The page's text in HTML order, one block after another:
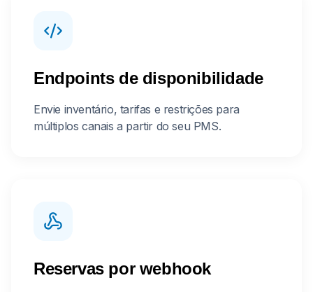
Endpoints de disponibilidade
Envie inventário, tarifas e restrições para
múltiplos canais a partir do seu PMS.
Reservas por webhook